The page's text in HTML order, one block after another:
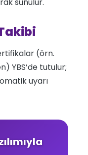
sunulur.
(örn.
YBS’de tutulur;
uyarı